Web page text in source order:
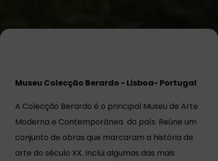
Museu Colecção Berardo - Lisboa- Portugal
A Colecção Berardo é o principal Museu de Arte
Moderna e Contemporânea do país. Reúne um
conjunto de obras que marcaram a história de
arte do século XX. Inclui algumas das mais